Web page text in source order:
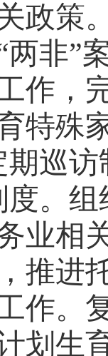
政策
两非”
作，
特殊
期巡
。 组
业相
推进
作。
划生